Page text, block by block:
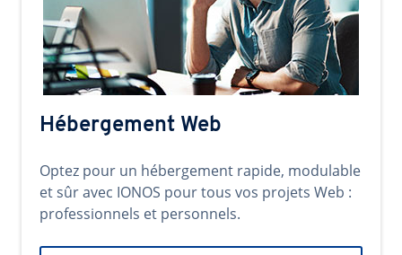
Hébergement Web
Optez pour un hébergement rapide, modulable
et sûr avec IONOS pour tous vos projets Web :
professionnels et personnels.